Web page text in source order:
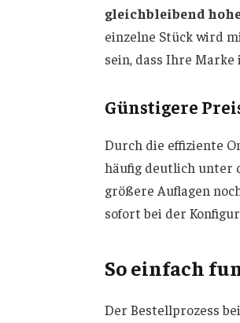
gleichbleibend
einzelne Stück wird
sein, dass Ihre
Günstigere
Durch die effiziente
häufig deutlich unter
größere Auflagen
sofort bei der
So einfach
Der Bestellprozess